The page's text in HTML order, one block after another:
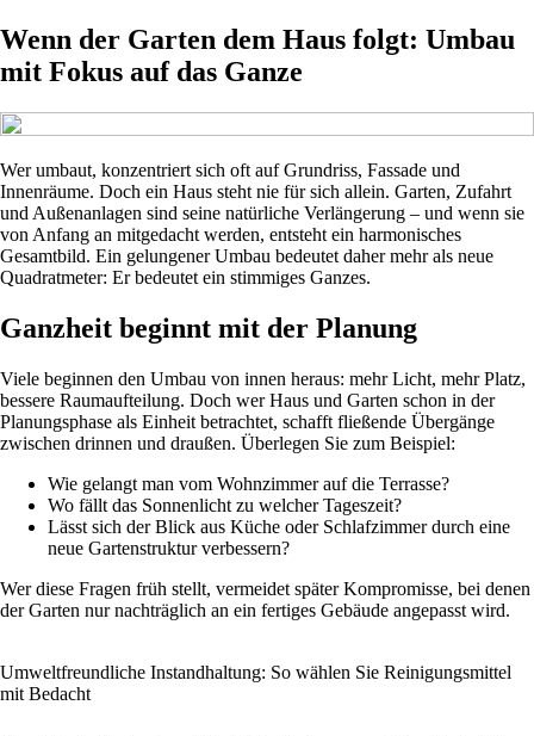
Wenn der Garten dem Haus folgt: Umbau
mit Fokus auf das Ganze
Wer umbaut, konzentriert sich oft auf Grundriss, Fassade und
Innenräume. Doch ein Haus steht nie für sich allein. Garten, Zufahrt
und Außenanlagen sind seine natürliche Verlängerung – und wenn sie
von Anfang an mitgedacht werden, entsteht ein harmonisches
Gesamtbild. Ein gelungener Umbau bedeutet daher mehr als neue
Quadratmeter: Er bedeutet ein stimmiges Ganzes.
Ganzheit beginnt mit der Planung
Viele beginnen den Umbau von innen heraus: mehr Licht, mehr Platz,
bessere Raumaufteilung. Doch wer Haus und Garten schon in der
Planungsphase als Einheit betrachtet, schafft fließende Übergänge
zwischen drinnen und draußen. Überlegen Sie zum Beispiel:
Wie gelangt man vom Wohnzimmer auf die Terrasse?
Wo fällt das Sonnenlicht zu welcher Tageszeit?
Lässt sich der Blick aus Küche oder Schlafzimmer durch eine
neue Gartenstruktur verbessern?
Wer diese Fragen früh stellt, vermeidet später Kompromisse, bei denen
der Garten nur nachträglich an ein fertiges Gebäude angepasst wird.
Umweltfreundliche Instandhaltung: So wählen Sie Reinigungsmittel
mit Bedacht